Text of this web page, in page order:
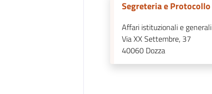
Segreteria e Protocollo
Affari istituzionali e generali
Via XX Settembre, 37
40060 Dozza